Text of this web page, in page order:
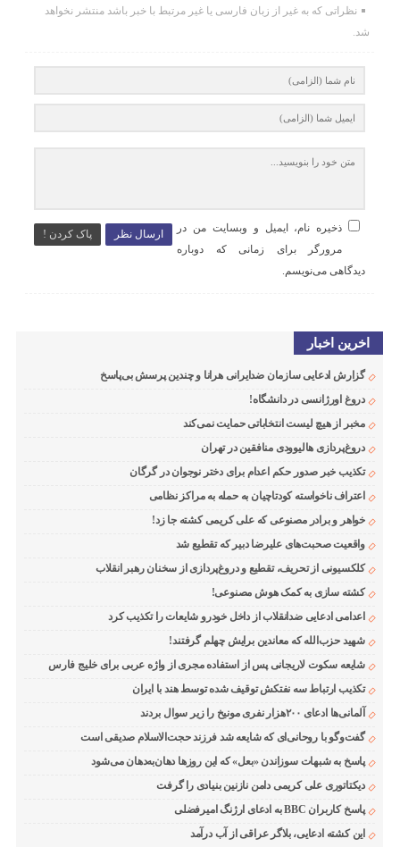
نظراتی که به غیر از زبان فارسی یا غیر مرتبط با خبر باشد منتشر نخواهد
شد.
ارسال نظر پاک کردن !
ذخیره نام، ایمیل و وبسایت من در
مرورگر برای زمانی که دوباره
دیدگاهی می‌نویسم.
اخرین اخبار
گزارش ادعایی سازمان ضدایرانی هرانا و چندین پرسش بی‌پاسخ
دروغ اورژانسی در دانشگاه!
مخبر از هیچ لیست انتخاباتی حمایت نمی‌کند
دروغ‌پردازی هالیوودی منافقین در تهران
تکذیب خبر صدور حکم اعدام برای دختر نوجوان در گرگان
اعتراف ناخواسته کودتاچیان به حمله به مراکز نظامی
خواهر و برادر مصنوعی که علی کریمی کشته جا زد!
واقعیت صحبت‌های علیرضا دبیر که تقطیع شد
کلکسیونی از تحریف، تقطیع و دروغ‌پردازی از سخنان رهبر انقلاب
کشته سازی به کمک هوش مصنوعی!
اعدامی ادعایی ضدانقلاب از داخل خودرو شایعات را تکذیب کرد
شهید حزب‌الله که معاندین برایش چهلم گرفتند!
شایعه سکوت لاریجانی پس از استفاده مجری از واژه عربی برای خلیج فارس
تکذیب ارتباط سه نفتکش توقیف شده توسط هند با ایران
آلمانی‌ها ادعای ۲۰۰هزار نفری مونیخ را زیر سوال بردند
گفت‌وگو با روحانی‌ای که شایعه شد فرزند حجت‌الاسلام صدیقی است
پاسخ به شبهات سوزاندن «بعل» که این روزها دهان‌به‌دهان می‌شود
دیکتاتوری علی کریمی دامن نازنین بنیادی را گرفت
پاسخ کاربران BBC به ادعای ارژنگ امیرفضلی
این کشته ادعایی، بلاگر عراقی از آب درآمد